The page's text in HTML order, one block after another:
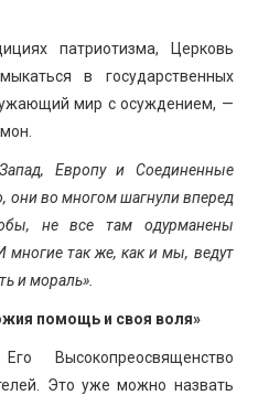
патриотизма, Церковь
в государственных
мир с осуждением, —
Европу и Соединенные
во многом шагнули вперед
не все там одурманены
многие так же, как и мы, ведут
и мораль».
помощь и своя воля»
Высокопреосвященство
Это уже можно назвать